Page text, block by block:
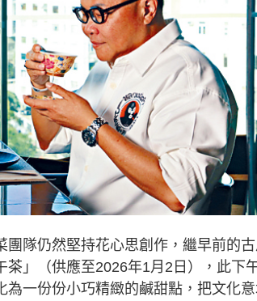
隊仍然堅持花心思創作，繼早前的
」（供應至2026年1月2日），此下
一份份小巧精緻的鹹甜點，把文化